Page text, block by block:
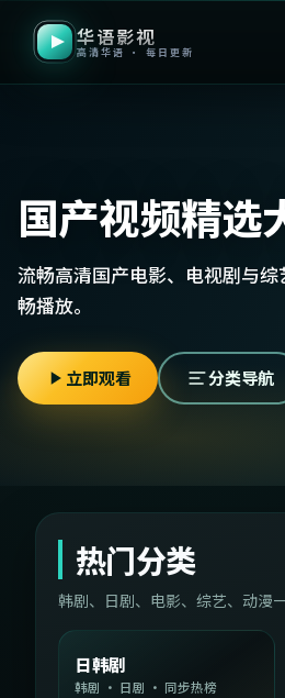
华语影视
高清华语 · 每日更新
国产视频精选
流畅高清国产电影、电视剧与
畅播放。
立即观看 分类导航
热门分类
韩剧、日剧、电影、综艺、动漫
日韩剧
韩剧 · 日剧 · 同步热榜